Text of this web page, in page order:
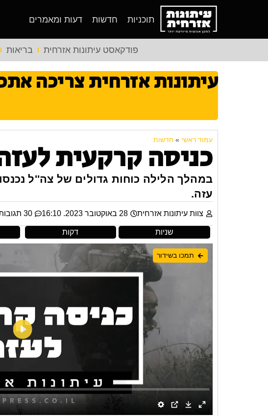
תוכניות חדשות דעות ומאמרים
פודקאסט עיתונות אזרחית בריאות
עיתונות אזרחית צריכה
עמוד ראשי » חדשות
כניסה קרקעית
במהלך הלילה כוחות גדולים של צה''ל
עזה.
צוות עיתונות אזרחית 28 באוקטובר 2023. 16:10 30 תגובות
דקות שניות
תמכו בשידור